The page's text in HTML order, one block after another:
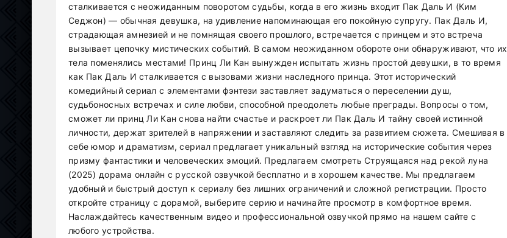
сталкивается с неожиданным поворотом судьбы, когда в его жизнь входит Пак Даль И (Ким
Седжон) — обычная девушка, на удивление напоминающая его покойную супругу. Пак Даль И,
страдающая амнезией и не помнящая своего прошлого, встречается с принцем и это встреча
вызывает цепочку мистических событий. В самом неожиданном обороте они обнаруживают, что их
тела поменялись местами! Принц Ли Кан вынужден испытать жизнь простой девушки, в то время
как Пак Даль И сталкивается с вызовами жизни наследного принца. Этот исторический
комедийный сериал с элементами фэнтези заставляет задуматься о переселении душ,
судьбоносных встречах и силе любви, способной преодолеть любые преграды. Вопросы о том,
сможет ли принц Ли Кан снова найти счастье и раскроет ли Пак Даль И тайну своей истинной
личности, держат зрителей в напряжении и заставляют следить за развитием сюжета. Смешивая в
себе юмор и драматизм, сериал предлагает уникальный взгляд на исторические события через
призму фантастики и человеческих эмоций. Предлагаем смотреть Струящаяся над рекой луна
(2025) дорама онлайн с русской озвучкой бесплатно и в хорошем качестве. Мы предлагаем
удобный и быстрый доступ к сериалу без лишних ограничений и сложной регистрации. Просто
откройте страницу с дорамой, выберите серию и начинайте просмотр в комфортное время.
Наслаждайтесь качественным видео и профессиональной озвучкой прямо на нашем сайте с
любого устройства.